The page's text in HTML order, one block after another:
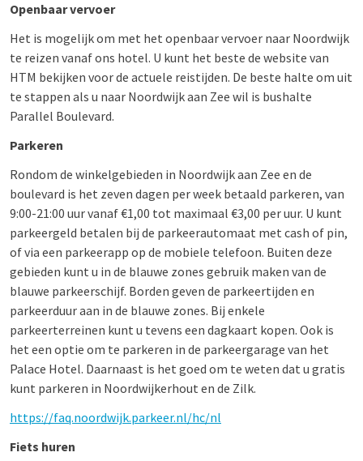
Openbaar vervoer
Het is mogelijk om met het openbaar vervoer naar Noordwijk
te reizen vanaf ons hotel. U kunt het beste de website van
HTM bekijken voor de actuele reistijden. De beste halte om uit
te stappen als u naar Noordwijk aan Zee wil is bushalte
Parallel Boulevard.
Parkeren
Rondom de winkelgebieden in Noordwijk aan Zee en de
boulevard is het zeven dagen per week betaald parkeren, van
9:00-21:00 uur vanaf €1,00 tot maximaal €3,00 per uur. U kunt
parkeergeld betalen bij de parkeerautomaat met cash of pin,
of via een parkeerapp op de mobiele telefoon. Buiten deze
gebieden kunt u in de blauwe zones gebruik maken van de
blauwe parkeerschijf. Borden geven de parkeertijden en
parkeerduur aan in de blauwe zones. Bij enkele
parkeerterreinen kunt u tevens een dagkaart kopen. Ook is
het een optie om te parkeren in de parkeergarage van het
Palace Hotel. Daarnaast is het goed om te weten dat u gratis
kunt parkeren in Noordwijkerhout en de Zilk.
https://faq.noordwijk.parkeer.nl/hc/nl
Fiets huren